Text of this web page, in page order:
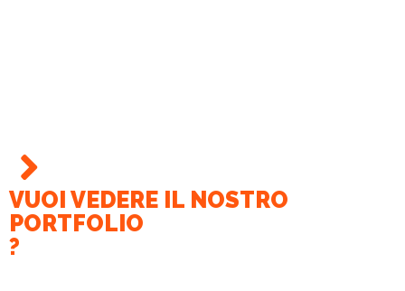
VUOI VEDERE IL NOSTRO
PORTFOLIO
?